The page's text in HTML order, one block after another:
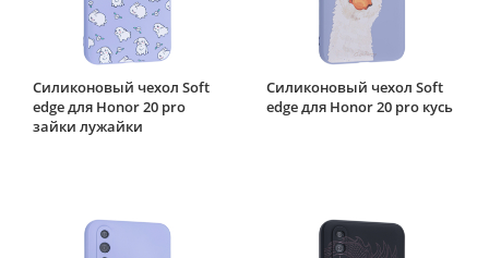
Силиконовый чехол Soft
edge для Honor 20 pro
зайки лужайки
Силиконовый чехол Soft
edge для Honor 20 pro кусь